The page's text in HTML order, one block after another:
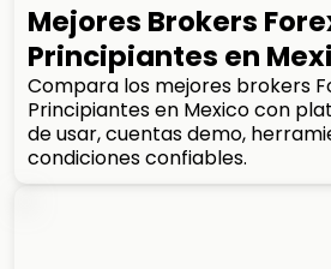
Mejores Brokers
Principiantes en
Compara los mejores brokers
Principiantes en Mexico con
de usar, cuentas demo,
condiciones confiables.